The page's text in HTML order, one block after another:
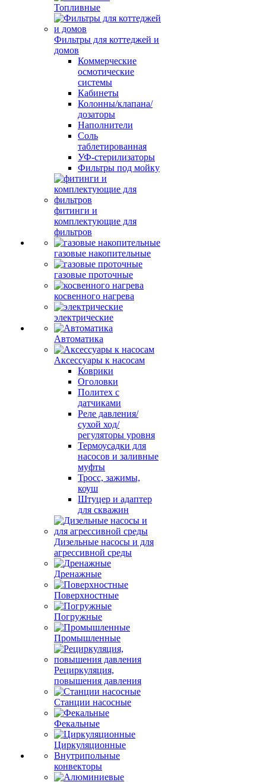
Топливные
Фильтры для коттеджей и
домов
Коммерческие
осмотические
системы
Кабинеты
Колонны/клапана/
дозаторы
Наполнители
Соль
таблетированная
УФ-стерилизаторы
Фильтры под мойку
фитинги и
комплектующие для
фильтров
газовые накопительные
газовые проточные
косвенного нагрева
электрические
Автоматика
Аксессуары к насосам
Коврики
Оголовки
Политех с
датчиками
Реле давления/
сухой ход/
регуляторы уровня
Термоусадки для
насосов и заливные
муфты
Тросс, зажимы,
коуш
Штуцер и адаптер
для скважин
Дизельные насосы и для
агрессивной среды
Дренажные
Поверхностные
Погружные
Промышленные
Рециркуляция,
повышения давления
Станции насосные
Фекальные
Циркуляционные
Внутрипольные
конвекторы